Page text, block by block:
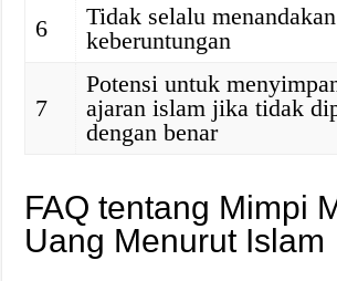
6
Tidak selalu menandakan
keberuntungan
7
Potensi untuk
ajaran islam jika tidak
dengan benar
FAQ tentang Mimpi
Uang Menurut Islam